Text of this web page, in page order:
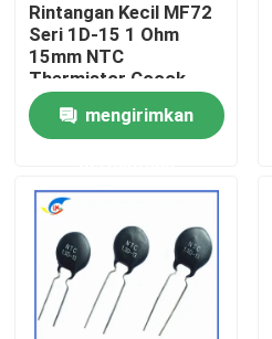
Kontrol Kualitas
Hubungi Kami
Berita
Kasus-kasus
Termistor PTC
Rintangan Kecil MF72
Seri 1D-15 1 Ohm
15mm NTC
Thermistor Cocok
Untuk Menghidupkan
Adaptor Daya
mengirimkan